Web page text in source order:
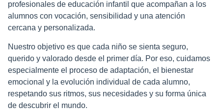
profesionales de educación infantil que acompañan a los
alumnos con vocación, sensibilidad y una atención
cercana y personalizada.
Nuestro objetivo es que cada niño se sienta seguro,
querido y valorado desde el primer día. Por eso, cuidamos
especialmente el proceso de adaptación, el bienestar
emocional y la evolución individual de cada alumno,
respetando sus ritmos, sus necesidades y su forma única
de descubrir el mundo.